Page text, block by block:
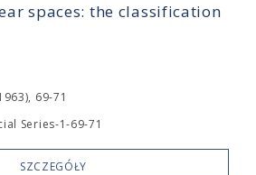
spaces: the classification
69-71
Series-1-69-71
SZCZEGÓŁY